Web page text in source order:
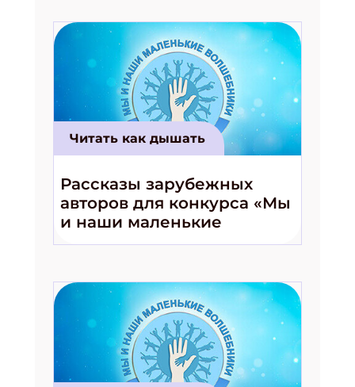
Читать как дышать
Рассказы зарубежных
авторов для конкурса «Мы
и наши маленькие
волшебники!»